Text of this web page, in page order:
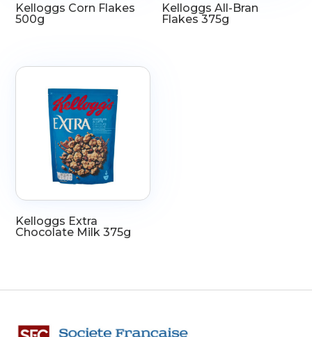
Kelloggs Corn Flakes
500g
Kelloggs All-Bran
Flakes 375g
Kelloggs Extra
Chocolate Milk 375g